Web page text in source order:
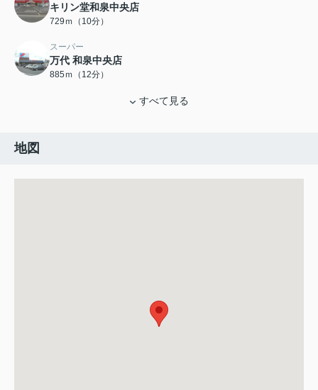
キリン堂和泉中央店
729ｍ（10分）
スーパー
万代 和泉中央店
885ｍ（12分）
すべて見る
地図